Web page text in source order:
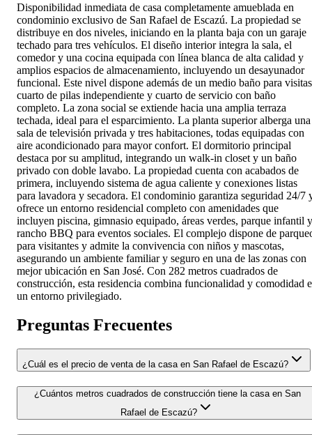
Disponibilidad inmediata de casa completamente amueblada en
condominio exclusivo de San Rafael de Escazú. La propiedad se
distribuye en dos niveles, iniciando en la planta baja con un garaje
techado para tres vehículos. El diseño interior integra la sala, el
comedor y una cocina equipada con línea blanca de alta calidad y
amplios espacios de almacenamiento, incluyendo un desayunador
funcional. Este nivel dispone además de un medio baño para
cuarto de pilas independiente y cuarto de servicio con baño
completo. La zona social se extiende hacia una amplia terraza
techada, ideal para el esparcimiento. La planta superior alberga una
sala de televisión privada y tres habitaciones, todas equipadas con
aire acondicionado para mayor confort. El dormitorio principal
destaca por su amplitud, integrando un walk-in closet y un baño
privado con doble lavabo. La propiedad cuenta con acabados de
primera, incluyendo sistema de agua caliente y conexiones listas
para lavadora y secadora. El condominio garantiza seguridad 24/7
ofrece un entorno residencial completo con amenidades que
incluyen piscina, gimnasio equipado, áreas verdes, parque infantil y
rancho BBQ para eventos sociales. El complejo dispone de
para visitantes y admite la convivencia con niños y mascotas,
asegurando un ambiente familiar y seguro en una de las zonas con
mejor ubicación en San José. Con 282 metros cuadrados de
construcción, esta residencia combina funcionalidad y comodidad
un entorno privilegiado.
Preguntas Frecuentes
¿Cuál es el precio de venta de la casa en San Rafael de Escazú?
¿Cuántos metros cuadrados de construcción tiene la casa en San
Rafael de Escazú?